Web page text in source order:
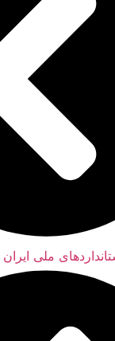
ملی ایران